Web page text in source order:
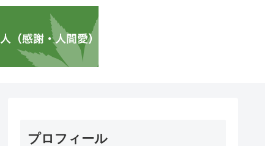
プロフィール